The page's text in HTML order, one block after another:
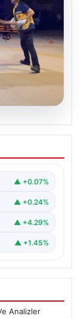
19
▲ +0.07%
▲ +0.24%
▲ +4.29%
▲ +1.45%
Analizler